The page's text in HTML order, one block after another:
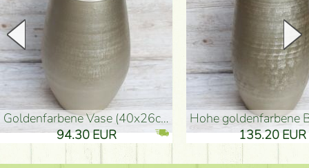
goldenfarbene Vase (40x26cm)
94.30 EUR
hohe goldenfarbene
135.20 EUR